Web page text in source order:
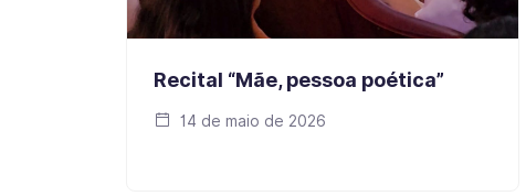
Recital “Mãe, pessoa poética”
14 de maio de 2026